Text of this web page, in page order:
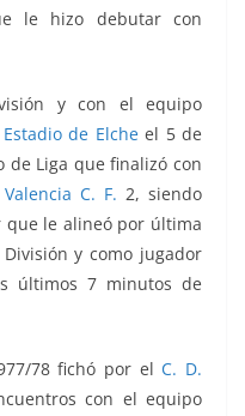
le hizo debutar con
y con el equipo
de Elcheel 5 de
Liga que finalizó con
Valencia C. F. 2, siendo
le alineó por última
y como jugador
últimos 7 minutos de
78 fichó por el C. D.
con el equipo